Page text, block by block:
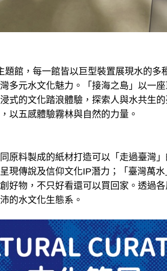
題館，每一館皆以巨型裝置展現水的多
多元水文化魅力。「接海之島」以一
式的文化踏浪體驗，探索人與水共生
以五感體驗霧林與自然的力量。
原料製成的紙材打造可以「走過臺灣
現傳說及信仰文化IP潛力；「臺灣萬
好物，不只好看還可以買回家。透過
的水文化生態系。